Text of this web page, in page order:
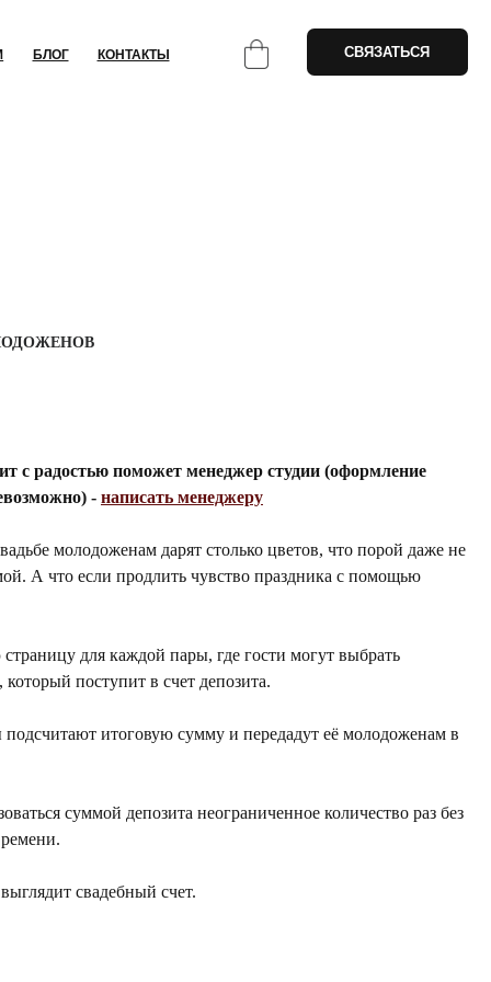
СВЯЗАТЬСЯ
с радостью поможет менеджер студии (оформление
- написать менеджеру
молодоженам дарят столько цветов, что порой даже не
А что если продлить чувство праздника с помощью
для каждой пары, где гости могут выбрать
поступит в счет депозита.
итоговую сумму и передадут её молодоженам в
суммой депозита неограниченное количество раз без
свадебный счет.